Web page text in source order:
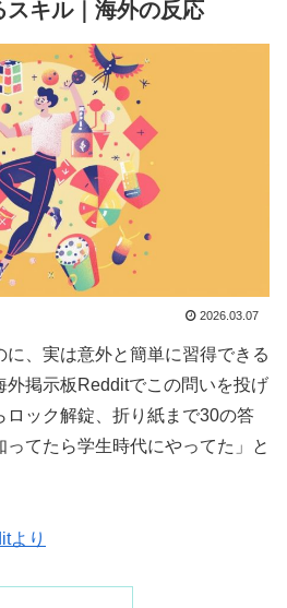
キル｜海外の反応
2026.03.07
に、実は意外と簡単に習得できる
掲示板Redditでこの問いを投げ
ロック解錠、折り紙まで30の答
ってたら学生時代にやってた」と
より